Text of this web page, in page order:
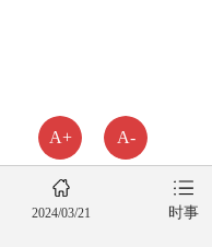
A+ A-
2024/03/21 时事